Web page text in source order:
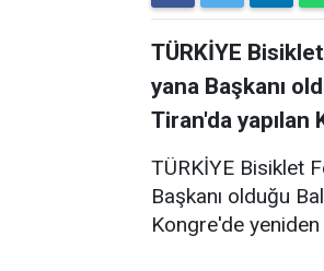
TÜRKİYE
yana Başkanı
Tiran'da
TÜRKİYE Bisiklet
Başkanı olduğu
Kongre'de